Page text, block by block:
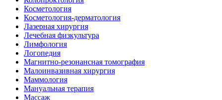
Косметология
Косметология-дерматология
Лазерная хирургия
Лечебная физкультура
Лимфология
Логопедия
Магнитно-резонансная томография
Малоинвазивная хирургия
Маммология
Мануальная терапия
Массаж